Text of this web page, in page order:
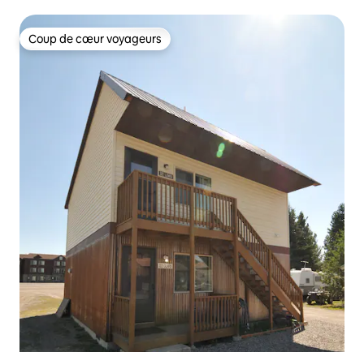
Coup de cœur voyageurs
Coup de cœur voyageurs